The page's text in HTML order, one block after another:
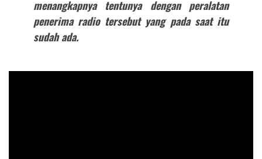
menangkapnya tentunya dengan peralatan
penerima radio tersebut yang pada saat itu
sudah ada.